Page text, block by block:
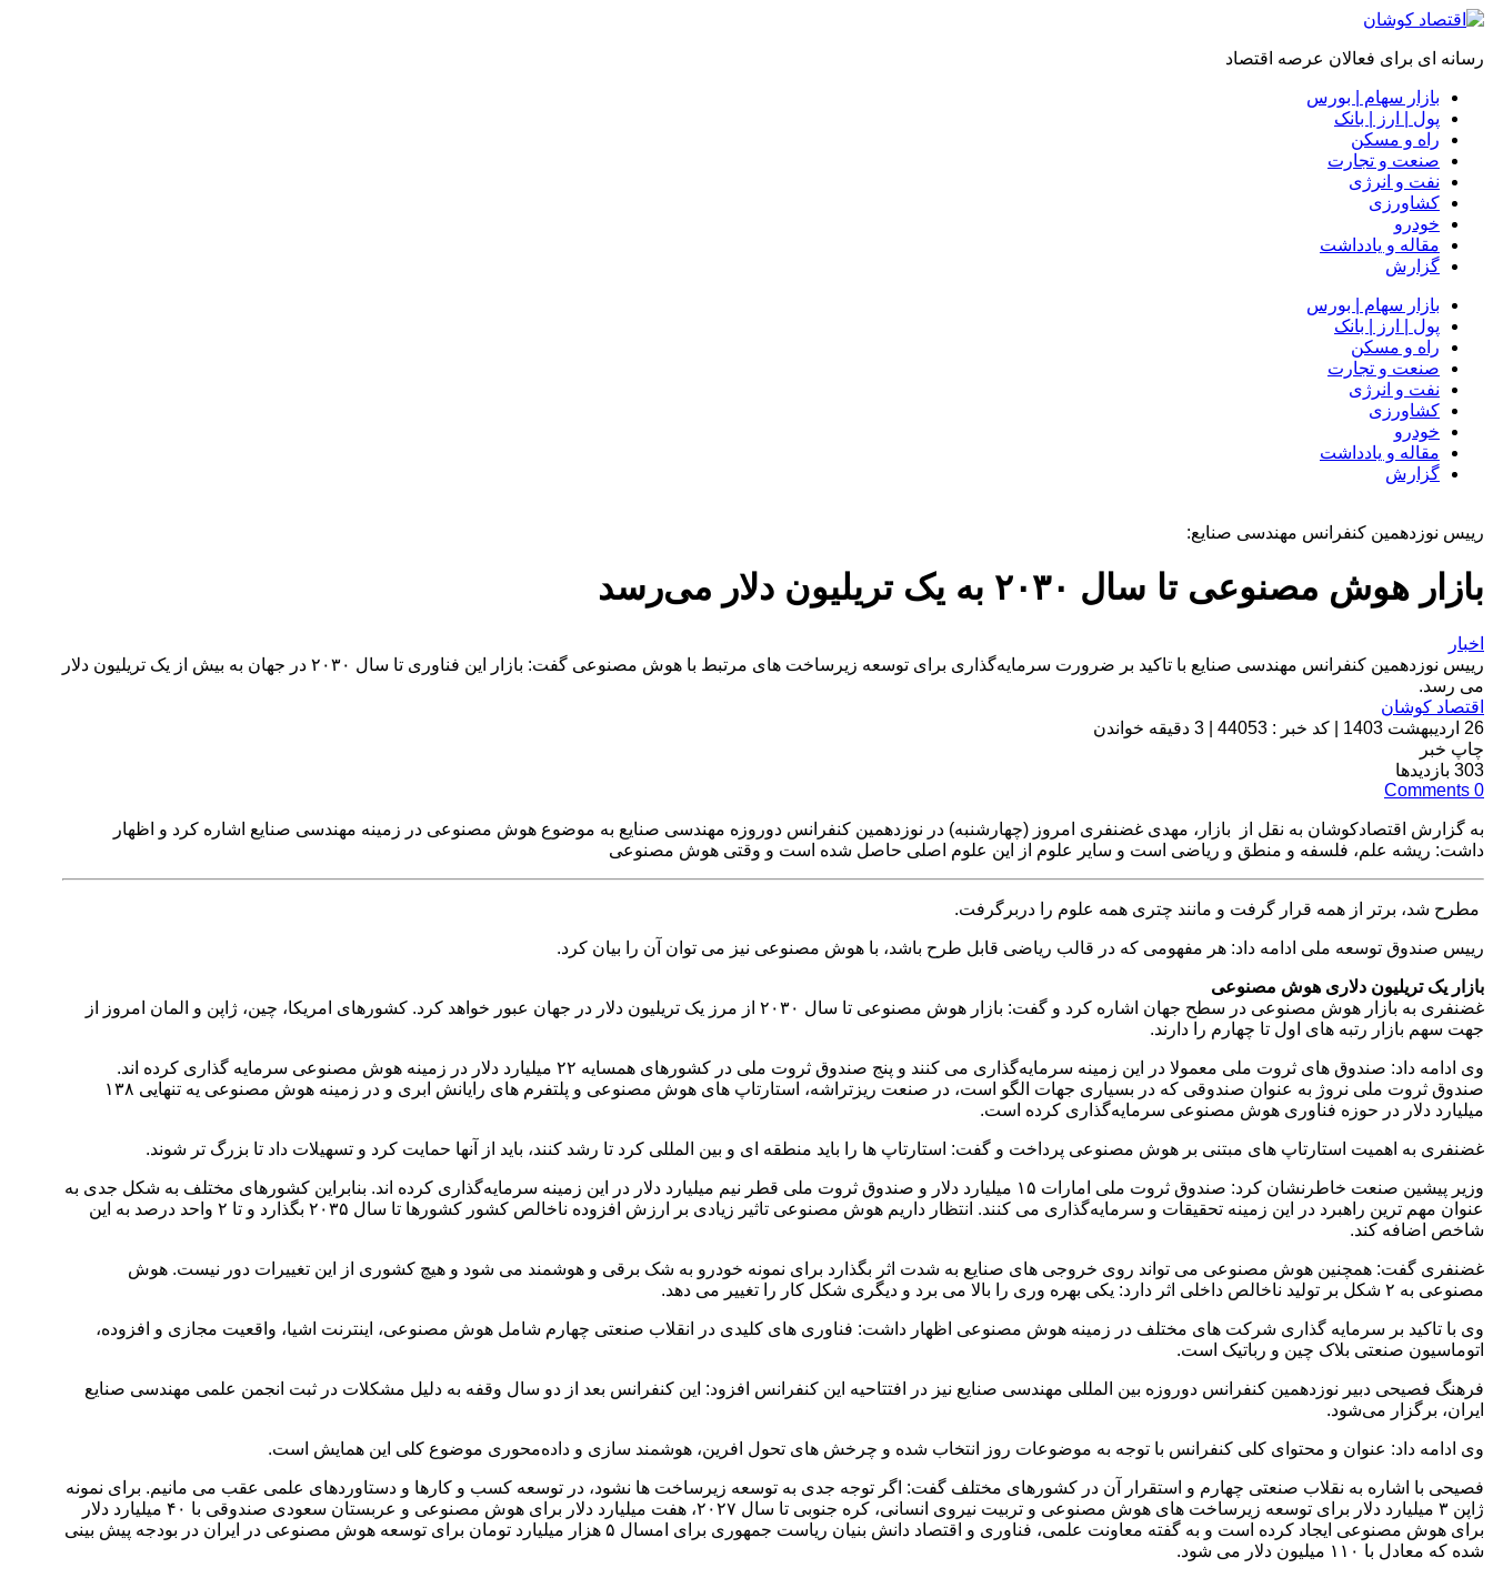
رسانه ای برای فعالان عرصه اقتصاد
بازار سهام | بورس
پول | ارز | بانک
راه و مسکن
صنعت و تجارت
نفت و انرژی
کشاورزی
خودرو
مقاله و یادداشت
گزارش
بازار سهام | بورس
پول | ارز | بانک
راه و مسکن
صنعت و تجارت
نفت و انرژی
کشاورزی
خودرو
مقاله و یادداشت
گزارش
رییس نوزدهمین کنفرانس مهندسی صنایع:
بازار هوش مصنوعی تا سال ۲۰۳۰ به یک تریلیون دلار می‌رسد
اخبار
رییس نوزدهمین کنفرانس مهندسی صنایع با تاکید بر ضرورت سرمایه‌گذاری برای توسعه زیرساخت های مرتبط با هوش مصنوعی گفت: بازار این فناوری تا سال ۲۰۳۰ در جهان به بیش از یک تریلیون دلار
می رسد.
اقتصاد کوشان
26 اردیبهشت 1403
کد خبر : 44053
3 دقیقه خواندن
چاپ خبر
303 بازدیدها
0
Comments
به گزارش اقتصادکوشان به نقل از بازار، مهدی غضنفری امروز (چهارشنبه) در نوزدهمین کنفرانس دوروزه مهندسی صنایع به موضوع هوش مصنوعی در زمینه مهندسی صنایع اشاره کرد و اظهار
داشت: ریشه علم، فلسفه و منطق و ریاضی است و سایر علوم از این علوم اصلی حاصل شده است و وقتی هوش مصنوعی
مطرح شد، برتر از همه قرار گرفت و مانند چتری همه علوم را دربرگرفت.
رییس صندوق توسعه ملی ادامه داد: هر مفهومی که در قالب ریاضی قابل طرح باشد، با هوش مصنوعی نیز می توان آن را بیان کرد.
بازار یک تریلیون دلاری هوش مصنوعی
غضنفری به بازار هوش مصنوعی در سطح جهان اشاره کرد و گفت: بازار هوش مصنوعی تا سال ۲۰۳۰ از مرز یک تریلیون دلار در جهان عبور خواهد کرد. کشورهای امریکا، چین، ژاپن و المان امروز از
جهت سهم بازار رتبه های اول تا چهارم را دارند.
وی ادامه داد: صندوق های ثروت ملی معمولا در این زمینه سرمایه‌گذاری می کنند و پنج صندوق ثروت ملی در کشورهای همسایه ۲۲ میلیارد دلار در زمینه هوش مصنوعی سرمایه گذاری کرده اند.
صندوق ثروت ملی نروژ به عنوان صندوقی که در بسیاری جهات الگو است، در صنعت ریزتراشه، استارتاپ های هوش مصنوعی و پلتفرم های رایانش ابری و در زمینه هوش مصنوعی یه تنهایی ۱۳۸
میلیارد دلار در حوزه فناوری هوش مصنوعی سرمایه‌گذاری کرده است.
غضنفری به اهمیت استارتاپ های مبتنی بر هوش مصنوعی پرداخت و گفت: استارتاپ ها را باید منطقه ای و بین المللی کرد تا رشد کنند، باید از آنها حمایت کرد و تسهیلات داد تا بزرگ تر شوند.
وزیر پیشین صنعت خاطرنشان کرد: صندوق ثروت ملی امارات ۱۵ میلیارد دلار و صندوق ثروت ملی قطر نیم میلیارد دلار در این زمینه سرمایه‌گذاری کرده اند. بنابراین کشورهای مختلف به شکل جدی به
عنوان مهم ترین راهبرد در این زمینه تحقیقات و سرمایه‌گذاری می کنند. انتظار داریم هوش مصنوعی تاثیر زیادی بر ارزش افزوده ناخالص کشور کشورها تا سال ۲۰۳۵ بگذارد و تا ۲ واحد درصد به این
شاخص اضافه کند.
غضنفری گفت: همچنین هوش مصنوعی می تواند روی خروجی های صنایع به شدت اثر بگذارد برای نمونه خودرو به شک برقی و هوشمند می شود و هیچ کشوری از این تغییرات دور نیست. هوش
مصنوعی به ۲ شکل بر تولید ناخالص داخلی اثر دارد: یکی بهره وری را بالا می برد و دیگری شکل کار را تغییر می دهد.
وی با تاکید بر سرمایه گذاری شرکت های مختلف در زمینه هوش مصنوعی اظهار داشت: فناوری های کلیدی در انقلاب صنعتی چهارم شامل هوش مصنوعی، اینترنت اشیا، واقعیت مجازی و افزوده،
اتوماسیون صنعتی بلاک چین و رباتیک است.
فرهنگ فصیحی دبیر نوزدهمین کنفرانس دوروزه بین المللی مهندسی صنایع نیز در افتتاحیه این کنفرانس افزود: این کنفرانس بعد از دو سال وقفه به دلیل مشکلات در ثبت انجمن علمی مهندسی صنایع
ایران، برگزار می‌شود.
وی ادامه داد: عنوان و محتوای کلی کنفرانس با توجه به موضوعات روز انتخاب شده و چرخش های تحول افرین، هوشمند سازی و داده‌محوری موضوع کلی این همایش است.
فصیحی با اشاره به نقلاب صنعتی چهارم و استقرار آن در کشورهای مختلف گفت: اگر توجه جدی به توسعه زیرساخت ها نشود، در توسعه کسب و کارها و دستاوردهای علمی عقب می مانیم. برای نمونه
ژاپن ۳ میلیارد دلار برای توسعه زیرساخت های هوش مصنوعی و تربیت نیروی انسانی، کره جنوبی تا سال ۲۰۲۷، هفت میلیارد دلار برای هوش مصنوعی و عربستان سعودی صندوقی با ۴۰ میلیارد دلار
برای هوش مصنوعی ایجاد کرده است و به گفته معاونت علمی، فناوری و اقتصاد دانش بنیان ریاست جمهوری برای امسال ۵ هزار میلیارد تومان برای توسعه هوش مصنوعی در ایران در بودجه پیش بینی
شده که معادل با ۱۱۰ میلیون دلار می شود.